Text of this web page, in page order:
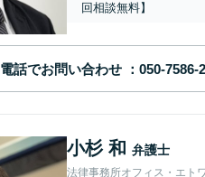
回相談無料】
電話でお問い合わせ
小杉 和 弁護士
法律事務所オフィス・エト